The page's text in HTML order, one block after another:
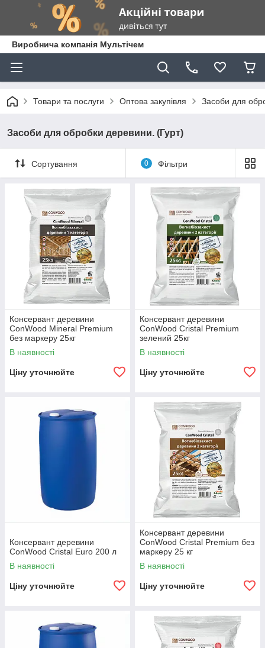
Виробнича компанія Мультічем
Товари та послуги Оптова закупівля Засоби для
Засоби для обробки деревини. (Гурт)
Сортування 0 Фільтри
Консервант деревини
ConWood Mineral Premium
без маркеру 25кг
В наявності
Ціну уточнюйте
Консервант деревини
ConWood Cristal Premium
зелений 25кг
В наявності
Ціну уточнюйте
Консервант деревини
ConWood Cristal Euro 200 л
В наявності
Ціну уточнюйте
Консервант деревини
ConWood Cristal Premium без
маркеру 25 кг
В наявності
Ціну уточнюйте